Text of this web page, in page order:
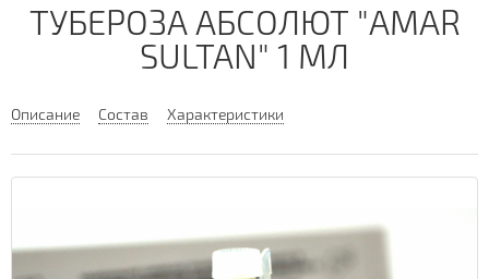
ТУБЕРОЗА АБСОЛЮТ "AMAR
SULTAN" 1 МЛ
Описание Состав Характеристики